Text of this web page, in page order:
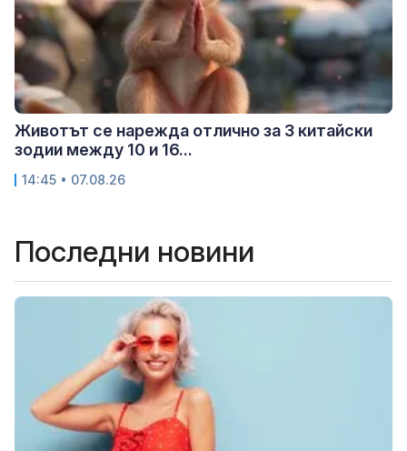
Животът се нарежда отлично за 3 китайски
зодии между 10 и 16...
14:45 • 07.08.26
Последни новини